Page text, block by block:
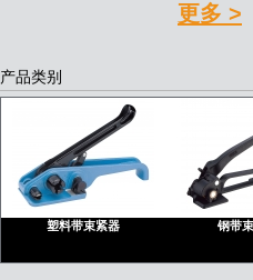
更多 >
产品类别
塑料带束紧器 钢带